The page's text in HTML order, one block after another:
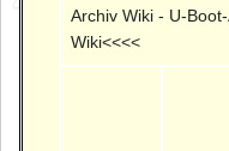
Archiv Wiki - U-
Wiki<<<<